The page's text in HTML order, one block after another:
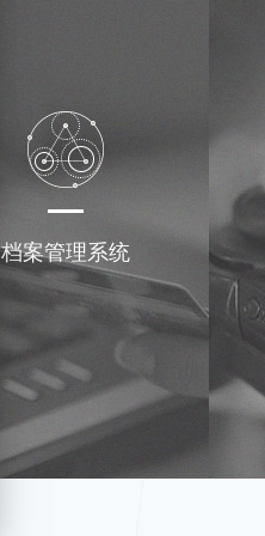
档案管理系统